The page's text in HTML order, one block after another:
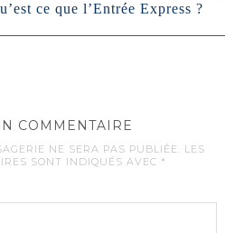
ce que l’Entrée Express ?
COMMENTAIRE
NE SERA PAS PUBLIÉE. LES
SONT INDIQUÉS AVEC *